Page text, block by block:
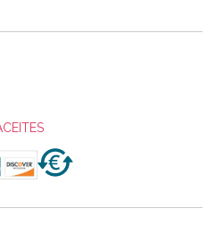
Morais
chegaram hoje. Muito
um jeitaço pras minhas linhas
nos tecidos, mas que cheiram
:) Muito Obrigada.